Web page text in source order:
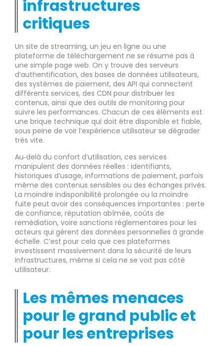
infrastructures
critiques
Un site de streaming, un jeu en ligne ou une
plateforme de téléchargement ne se résume pas à
une simple page web. On y trouve des serveurs
d’authentification, des bases de données utilisateurs,
des systèmes de paiement, des API qui connectent
différents services, des CDN pour distribuer les
contenus, ainsi que des outils de monitoring pour
suivre les performances. Chacun de ces éléments est
une brique technique qui doit être disponible et fiable,
sous peine de voir l’expérience utilisateur se dégrader
très vite.
Au‑delà du confort d’utilisation, ces services
manipulent des données réelles : identifiants,
historiques d’usage, informations de paiement, parfois
même des contenus sensibles ou des échanges privés.
La moindre indisponibilité prolongée ou la moindre
fuite peut avoir des conséquences importantes : perte
de confiance, réputation abîmée, coûts de
remédiation, voire sanctions réglementaires pour les
acteurs qui gèrent des données personnelles à grande
échelle. C’est pour cela que ces plateformes
investissent massivement dans la sécurité de leurs
infrastructures, même si cela ne se voit pas côté
utilisateur.
Les mêmes menaces
pour le grand public et
pour les entreprises